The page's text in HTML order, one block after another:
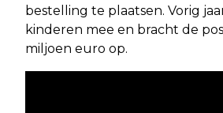
bestelling te plaatsen. Vorig
kinderen mee en bracht de
miljoen euro op.